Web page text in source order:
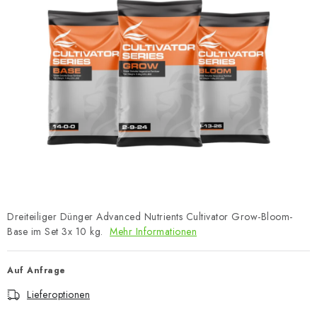
SMARTER GARTEN
Geschäftsbewertung Kaufberatung AGB
Blog
Datenschutzerklärung Impressum
Dreiteiliger Dünger Advanced Nutrients Cultivator Grow-Bloom-
Base im Set 3x 10 kg. Mehr Informationen
Auf Anfrage
Lieferoptionen